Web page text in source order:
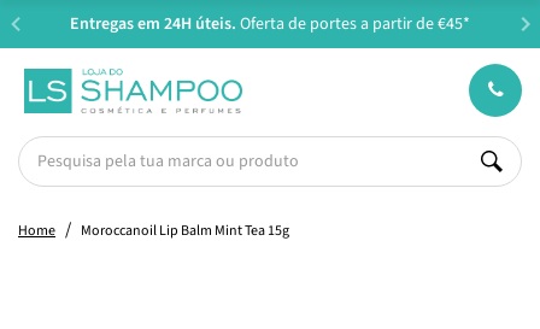
Entregas em 24H úteis. Oferta de portes a partir de €45*
Home Moroccanoil Lip Balm Mint Tea 15g